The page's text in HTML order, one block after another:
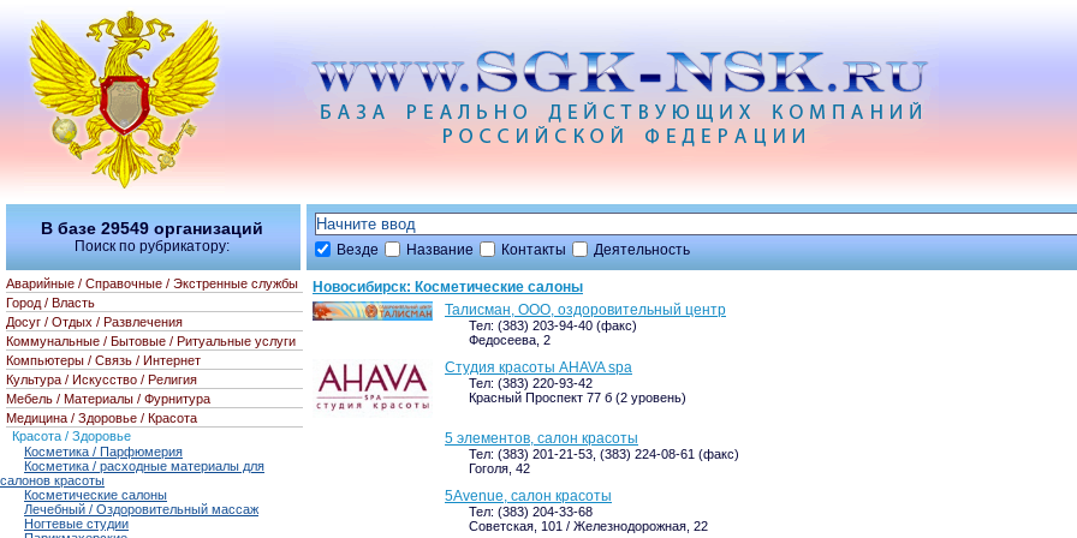
Везде Название Контакты Деятельность
Новосибирск: Косметические салоны
Талисман, ООО, оздоровительный центр
Тел: (383) 203-94-40 (факс)
Федосеева, 2
Студия красоты AHAVA spa
Тел: (383) 220-93-42
Красный Проспект 77 б (2 уровень)
5 элементов, салон красоты
Тел: (383) 201-21-53, (383) 224-08-61 (факс)
Гоголя, 42
5Avenue, салон красоты
Тел: (383) 204-33-68
Советская, 101 / Железнодорожная, 22
В базе 29549 организаций
Поиск по рубрикатору:
Аварийные / Справочные / Экстренные службы
Город / Власть
Досуг / Отдых / Развлечения
Коммунальные / Бытовые / Ритуальные услуги
Компьютеры / Связь / Интернет
Культура / Искусство / Религия
Мебель / Материалы / Фурнитура
Медицина / Здоровье / Красота
Красота / Здоровье
Косметика / Парфюмерия
Косметика / расходные материалы для
салонов красоты
Косметические салоны
Лечебный / Оздоровительный массаж
Ногтевые студии